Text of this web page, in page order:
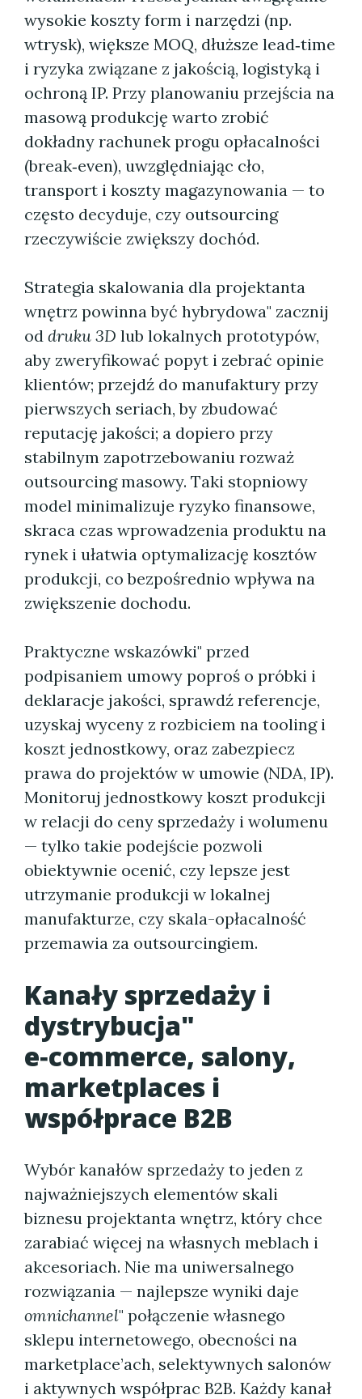
wysokie koszty form i narzędzi (np.
wtrysk), większe MOQ, dłuższe lead‑time
i ryzyka związane z jakością, logistyką i
ochroną IP. Przy planowaniu przejścia na
masową produkcję warto zrobić
dokładny rachunek progu opłacalności
(break‑even), uwzględniając cło,
transport i koszty magazynowania — to
często decyduje, czy outsourcing
rzeczywiście zwiększy dochód.
Strategia skalowania dla projektanta
wnętrz powinna być hybrydowa" zacznij
od druku 3D lub lokalnych prototypów,
aby zweryfikować popyt i zebrać opinie
klientów; przejdź do manufaktury przy
pierwszych seriach, by zbudować
reputację jakości; a dopiero przy
stabilnym zapotrzebowaniu rozważ
outsourcing masowy. Taki stopniowy
model minimalizuje ryzyko finansowe,
skraca czas wprowadzenia produktu na
rynek i ułatwia optymalizację kosztów
produkcji, co bezpośrednio wpływa na
zwiększenie dochodu.
Praktyczne wskazówki" przed
podpisaniem umowy poproś o próbki i
deklaracje jakości, sprawdź referencje,
uzyskaj wyceny z rozbiciem na tooling i
koszt jednostkowy, oraz zabezpiecz
prawa do projektów w umowie (NDA, IP).
Monitoruj jednostkowy koszt produkcji
w relacji do ceny sprzedaży i wolumenu
— tylko takie podejście pozwoli
obiektywnie ocenić, czy lepsze jest
utrzymanie produkcji w lokalnej
manufakturze, czy skala-opłacalność
przemawia za outsourcingiem.
Kanały sprzedaży i
dystrybucja"
e‑commerce, salony,
marketplaces i
współprace B2B
Wybór kanałów sprzedaży to jeden z
najważniejszych elementów skali
biznesu projektanta wnętrz, który chce
zarabiać więcej na własnych meblach i
akcesoriach. Nie ma uniwersalnego
rozwiązania — najlepsze wyniki daje
omnichannel" połączenie własnego
sklepu internetowego, obecności na
marketplace’ach, selektywnych salonów
i aktywnych współprac B2B. Każdy kanał